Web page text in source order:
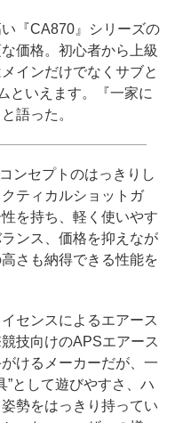
『CA870』シリーズの
価格。初心者から上級
インだけでなくサブと
といえます。『一家に
語った。
ンセプトのはっきりし
ティカルショットガ
を持ち、軽く使いやす
ンス、価格を抑えなが
さも納得できる性能を
センスによるエアース
技向けのAPSエアース
けるメーカーだが、一
”として遊びやすさ、ハ
勢をはっきり持ってい